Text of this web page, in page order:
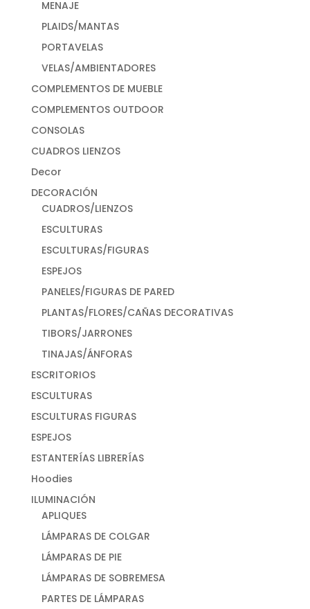
MENAJE
PLAIDS/MANTAS
PORTAVELAS
VELAS/AMBIENTADORES
COMPLEMENTOS DE MUEBLE
COMPLEMENTOS OUTDOOR
CONSOLAS
CUADROS LIENZOS
Decor
DECORACIÓN
CUADROS/LIENZOS
ESCULTURAS
ESCULTURAS/FIGURAS
ESPEJOS
PANELES/FIGURAS DE PARED
PLANTAS/FLORES/CAÑAS DECORATIVAS
TIBORS/JARRONES
TINAJAS/ÁNFORAS
ESCRITORIOS
ESCULTURAS
ESCULTURAS FIGURAS
ESPEJOS
ESTANTERÍAS LIBRERÍAS
Hoodies
ILUMINACIÓN
APLIQUES
LÁMPARAS DE COLGAR
LÁMPARAS DE PIE
LÁMPARAS DE SOBREMESA
PARTES DE LÁMPARAS